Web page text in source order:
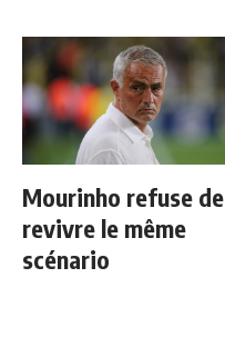
Mourinho refuse de
revivre le même
scénario